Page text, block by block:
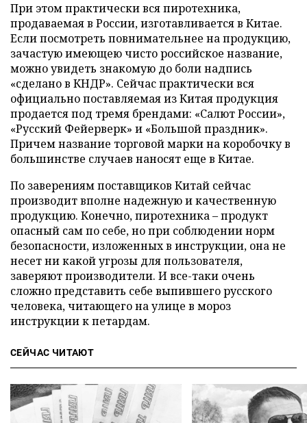
При этом практически вся пиротехника,
продаваемая в России, изготавливается в Китае.
Если посмотреть повнимательнее на продукцию,
зачастую имеющею чисто российское название,
можно увидеть знакомую до боли надпись
«сделано в КНДР». Сейчас практически вся
официально поставляемая из Китая продукция
продается под тремя брендами: «Салют России»,
«Русский Фейерверк» и «Большой праздник».
Причем название торговой марки на коробочку в
большинстве случаев наносят еще в Китае.
По заверениям поставщиков Китай сейчас
производит вполне надежную и качественную
продукцию. Конечно, пиротехника – продукт
опасный сам по себе, но при соблюдении норм
безопасности, изложенных в инструкции, она не
несет ни какой угрозы для пользователя,
заверяют производители. И все-таки очень
сложно представить себе выпившего русского
человека, читающего на улице в мороз
инструкции к петардам.
СЕЙЧАС ЧИТАЮТ